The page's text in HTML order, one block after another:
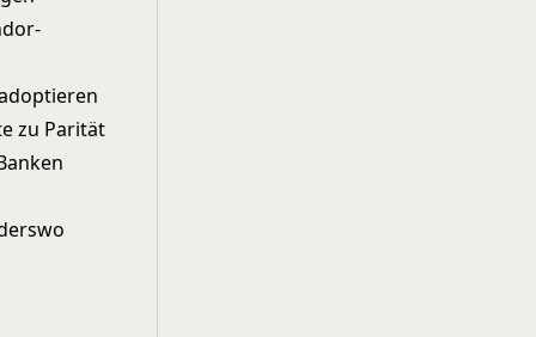
zu Parität